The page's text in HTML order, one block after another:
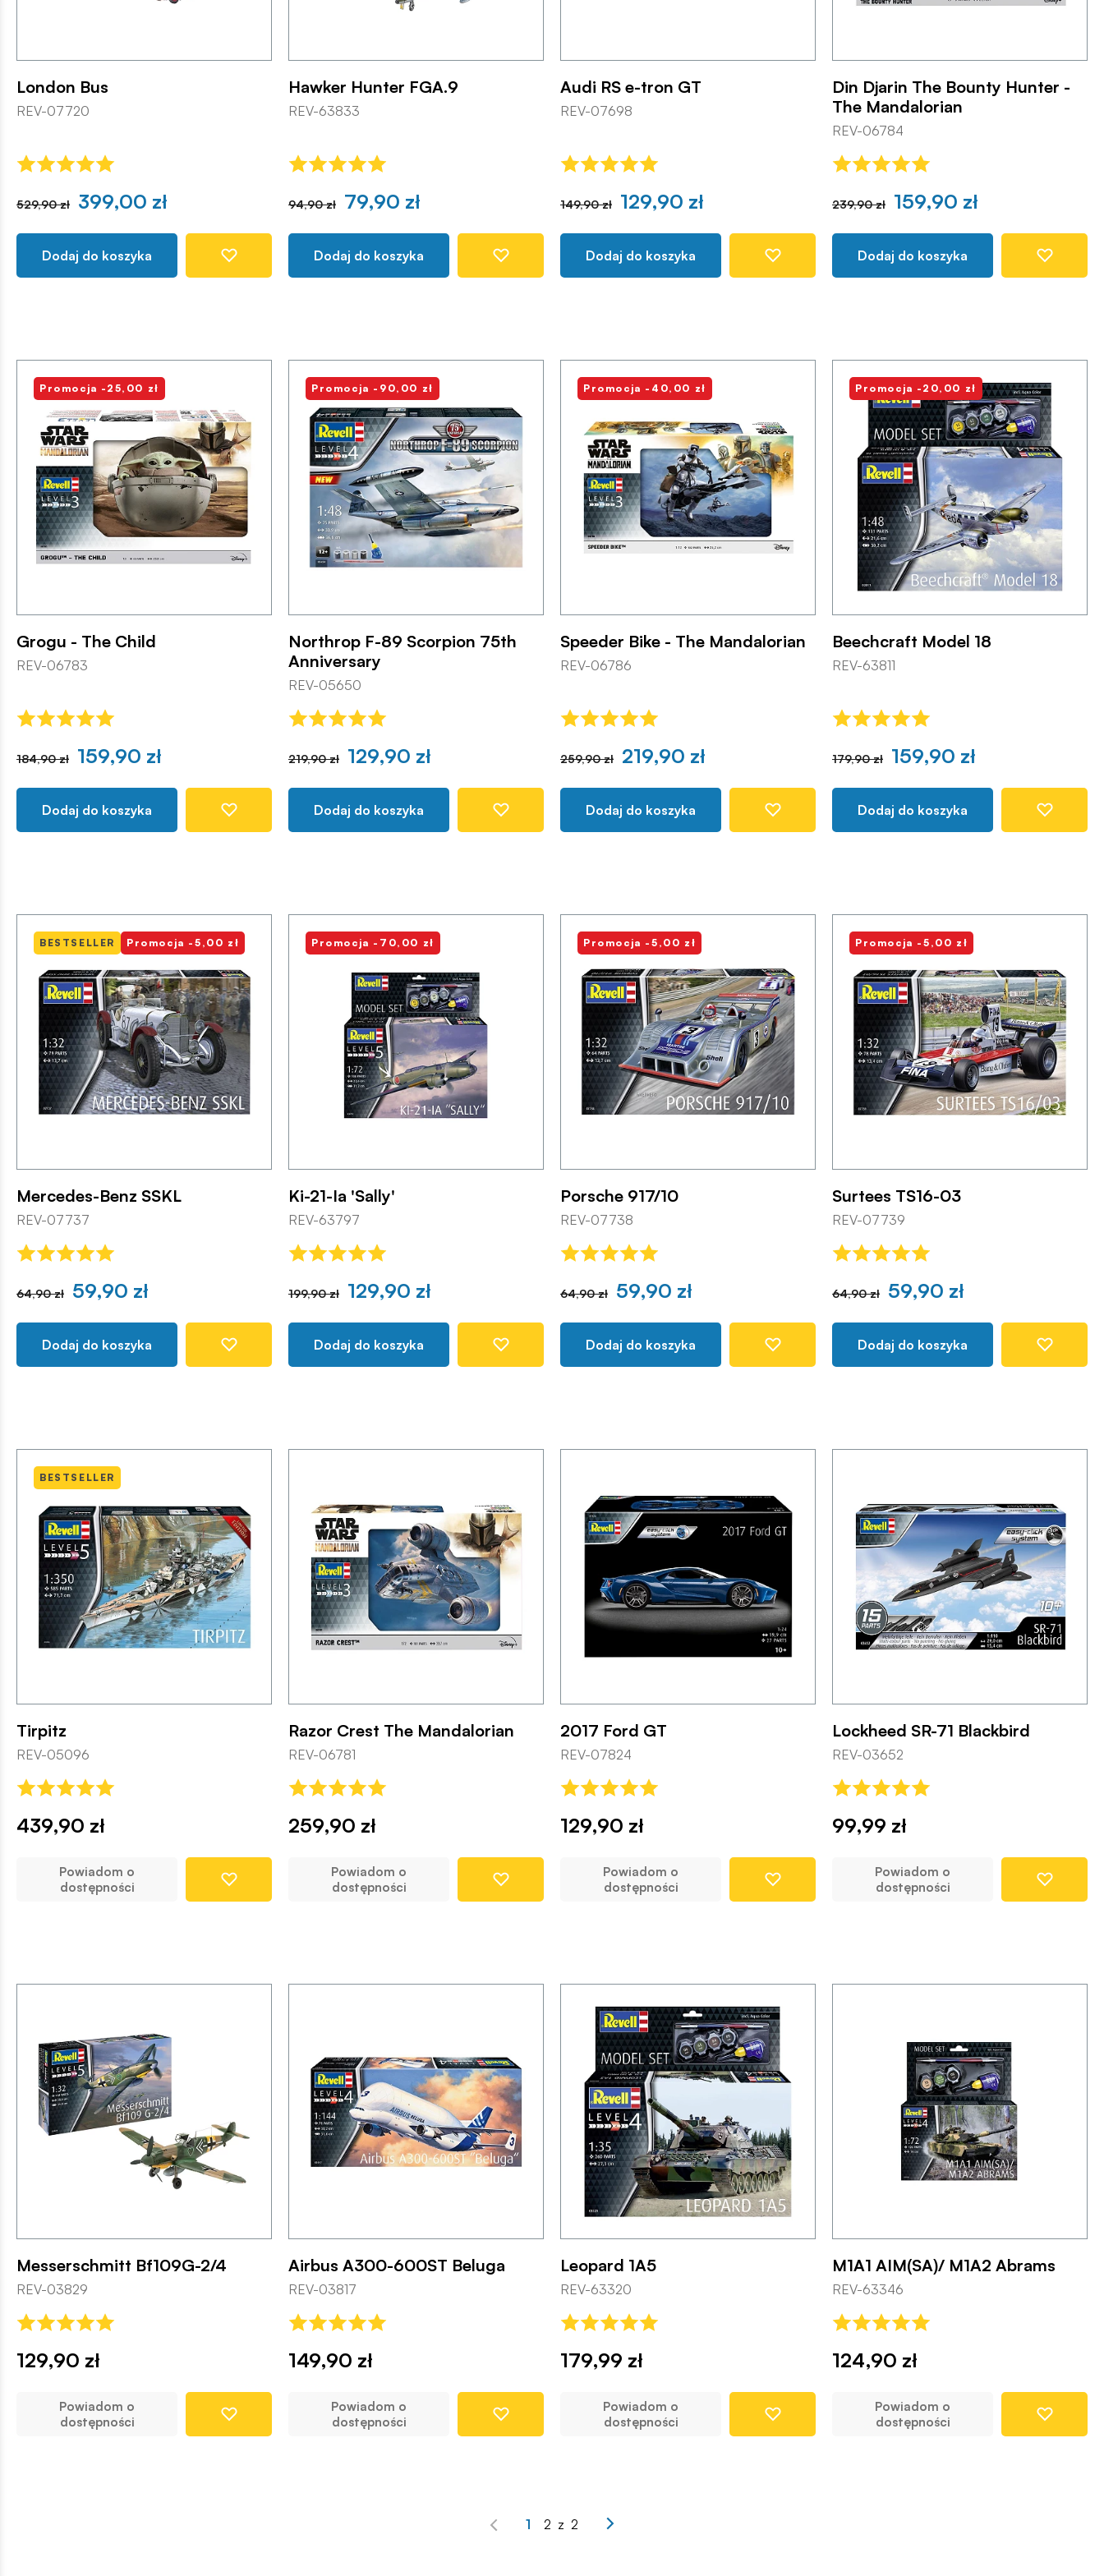
London Bus
REV-07720
529,90 zł 399,00 zł
Dodaj do koszyka
Hawker Hunter FGA.9
REV-63833
94,90 zł 79,90 zł
Dodaj do koszyka
Audi RS e-tron GT
REV-07698
149,90 zł 129,90 zł
Dodaj do koszyka
Din Djarin The Bounty Hunter -
The Mandalorian
REV-06784
239,90 zł 159,90 zł
Dodaj do koszyka
Promocja -25,00 zł
Grogu - The Child
REV-06783
184,90 zł 159,90 zł
Dodaj do koszyka
Promocja -90,00 zł
Northrop F-89 Scorpion 75th
Anniversary
REV-05650
219,90 zł 129,90 zł
Dodaj do koszyka
Promocja -40,00 zł
Speeder Bike - The Mandalorian
REV-06786
259,90 zł 219,90 zł
Dodaj do koszyka
Promocja -20,00 zł
Beechcraft Model 18
REV-63811
179,90 zł 159,90 zł
Dodaj do koszyka
BESTSELLER Promocja -5,00 zł
Mercedes-Benz SSKL
REV-07737
64,90 zł 59,90 zł
Dodaj do koszyka
Promocja -70,00 zł
Ki-21-Ia 'Sally'
REV-63797
199,90 zł 129,90 zł
Dodaj do koszyka
Promocja -5,00 zł
Porsche 917/10
REV-07738
64,90 zł 59,90 zł
Dodaj do koszyka
Promocja -5,00 zł
Surtees TS16-03
REV-07739
64,90 zł 59,90 zł
Dodaj do koszyka
BESTSELLER
Tirpitz
REV-05096
439,90 zł
Powiadom o
dostępności
Razor Crest The Mandalorian
REV-06781
259,90 zł
Powiadom o
dostępności
2017 Ford GT
REV-07824
129,90 zł
Powiadom o
dostępności
Lockheed SR-71 Blackbird
REV-03652
99,99 zł
Powiadom o
dostępności
Messerschmitt Bf109G-2/4
REV-03829
129,90 zł
Powiadom o
dostępności
Airbus A300-600ST Beluga
REV-03817
149,90 zł
Powiadom o
dostępności
Leopard 1A5
REV-63320
179,99 zł
Powiadom o
dostępności
M1A1 AIM(SA)/ M1A2 Abrams
REV-63346
124,90 zł
Powiadom o
dostępności
1 2 z 2